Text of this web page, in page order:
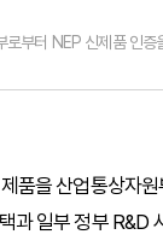
부터 NEP 신제품 인증
품을 산업통상자
일부 정부 R&D